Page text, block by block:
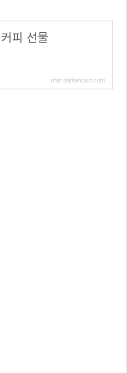
피 선물
nfan.shinhancard.com